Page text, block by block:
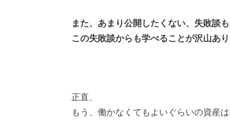
また、あまり公開したくない、失敗談
この失敗談からも学べることが沢山あり
正直、
もう、働かなくてもよいぐらいの資産は